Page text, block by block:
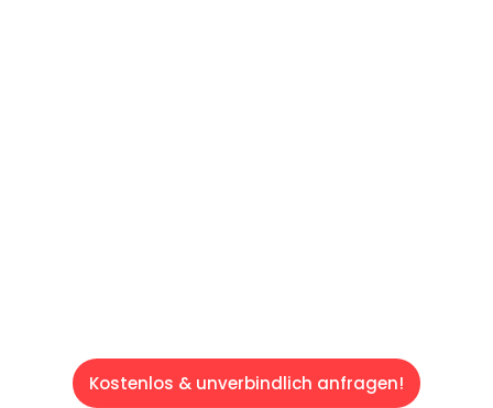
Kostenlos & unverbindlich anfragen!